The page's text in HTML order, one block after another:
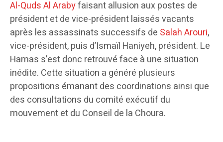
Al-Quds Al Arabyfaisant allusion aux postes de
président et de vice-président laissés vacants
après les assassinats successifs de Salah Arouri,
vice-président, puis d’Ismaïl Haniyeh, président. Le
Hamas s’est donc retrouvé face à une situation
inédite. Cette situation a généré plusieurs
propositions émanant des coordinations ainsi que
des consultations du comité exécutif du
mouvement et du Conseil de la Choura.